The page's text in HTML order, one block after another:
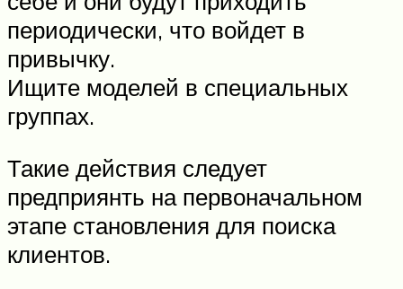
периодически, что войдет в
привычку.
Ищите моделей в специальных
группах.
Такие действия следует
предприянть на первоначальном
этапе становления для поиска
клиентов.